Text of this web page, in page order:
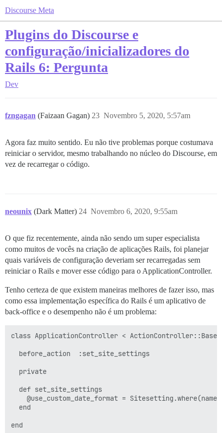
Discourse Meta
Plugins do Discourse e
configuração/inicializadores do
Rails 6: Pergunta
Dev
fzngagan (Faizaan Gagan) Novembro 5, 2020, 5:57am
23
Agora faz muito sentido. Eu não tive problemas porque costumava
reiniciar o servidor, mesmo trabalhando no núcleo do Discourse, em
vez de recarregar o código.
neounix (Dark Matter) Novembro 6, 2020, 9:55am
24
O que fiz recentemente, ainda não sendo um super especialista
como muitos de vocês na criação de aplicações Rails, foi planejar
quais variáveis de configuração deveriam ser recarregadas sem
reiniciar o Rails e mover esse código para o ApplicationController.
Tenho certeza de que existem maneiras melhores de fazer isso, mas
como essa implementação específica do Rails é um aplicativo de
back-office e o desempenho não é um problema:
class ApplicationController < ActionController::Base
  before_action  :set_site_settings
  private
  def set_site_settings
@use_custom_date_format =
  end